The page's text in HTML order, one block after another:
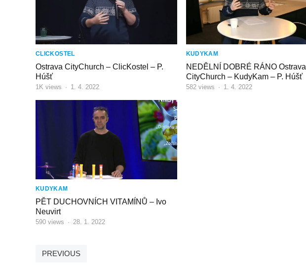
CLICKOSTEL
Ostrava CityChurch – ClicKostel – P.
Húšť
1K views · 1. 4. 2022
KUDYKAM
NEDĚLNÍ DOBRÉ RÁNO Ostrava
CityChurch – KudyKam – P. Húšť
582views · 1. 4. 2022
KUDYKAM
PĚT DUCHOVNÍCH VITAMÍNŮ – Ivo
Neuvirt
590 views · 28. 1. 2022
STRÁNKOVÁNÍ
PREVIOUS